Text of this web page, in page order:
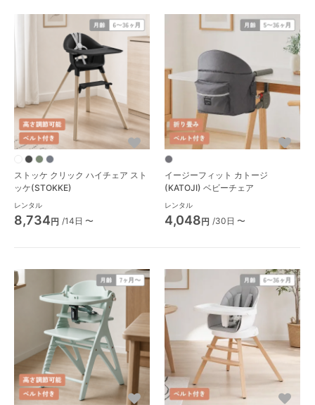
ストッケ クリック ハイチェア スト
ッケ(STOKKE)
レンタル
8,734円 /14日 〜
イージーフィット カトージ
(KATOJI) ベビーチェア
レンタル
4,048円 /30日 〜